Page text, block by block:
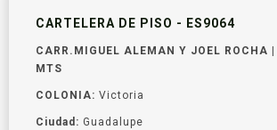
CARTELERA DE PISO - ES9064
CARR.MIGUEL ALEMAN Y JOEL ROCHA
MTS
COLONIA: Victoria
Ciudad: Guadalupe